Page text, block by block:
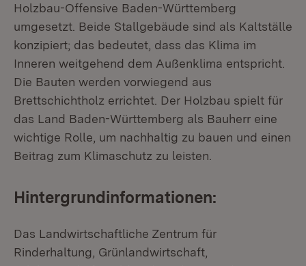
Holzbau-Offensive Baden-Württemberg
umgesetzt. Beide Stallgebäude sind als Kaltställe
konzipiert; das bedeutet, dass das Klima im
Inneren weitgehend dem Außenklima entspricht.
Die Bauten werden vorwiegend aus
Brettschichtholz errichtet. Der Holzbau spielt für
das Land Baden-Württemberg als Bauherr eine
wichtige Rolle, um nachhaltig zu bauen und einen
Beitrag zum Klimaschutz zu leisten.
Hintergrundinformationen:
Das Landwirtschaftliche Zentrum für
Rinderhaltung, Grünlandwirtschaft,